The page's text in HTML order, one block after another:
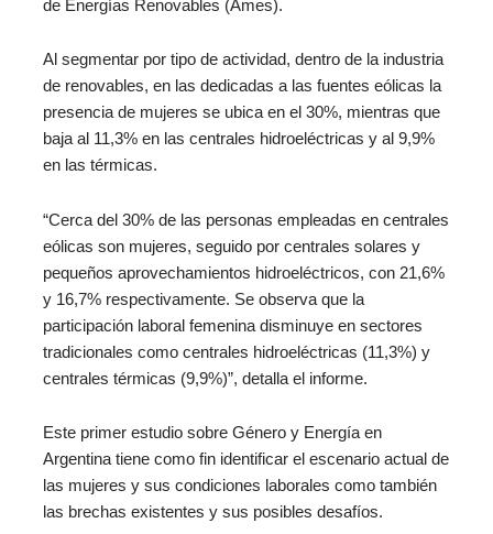
de Energías Renovables (Ames).
Al segmentar por tipo de actividad, dentro de la industria
de renovables, en las dedicadas a las fuentes eólicas la
presencia de mujeres se ubica en el 30%, mientras que
baja al 11,3% en las centrales hidroeléctricas y al 9,9%
en las térmicas.
“Cerca del 30% de las personas empleadas en centrales
eólicas son mujeres, seguido por centrales solares y
pequeños aprovechamientos hidroeléctricos, con 21,6%
y 16,7% respectivamente. Se observa que la
participación laboral femenina disminuye en sectores
tradicionales como centrales hidroeléctricas (11,3%) y
centrales térmicas (9,9%)”, detalla el informe.
Este primer estudio sobre Género y Energía en
Argentina tiene como fin identificar el escenario actual de
las mujeres y sus condiciones laborales como también
las brechas existentes y sus posibles desafíos.